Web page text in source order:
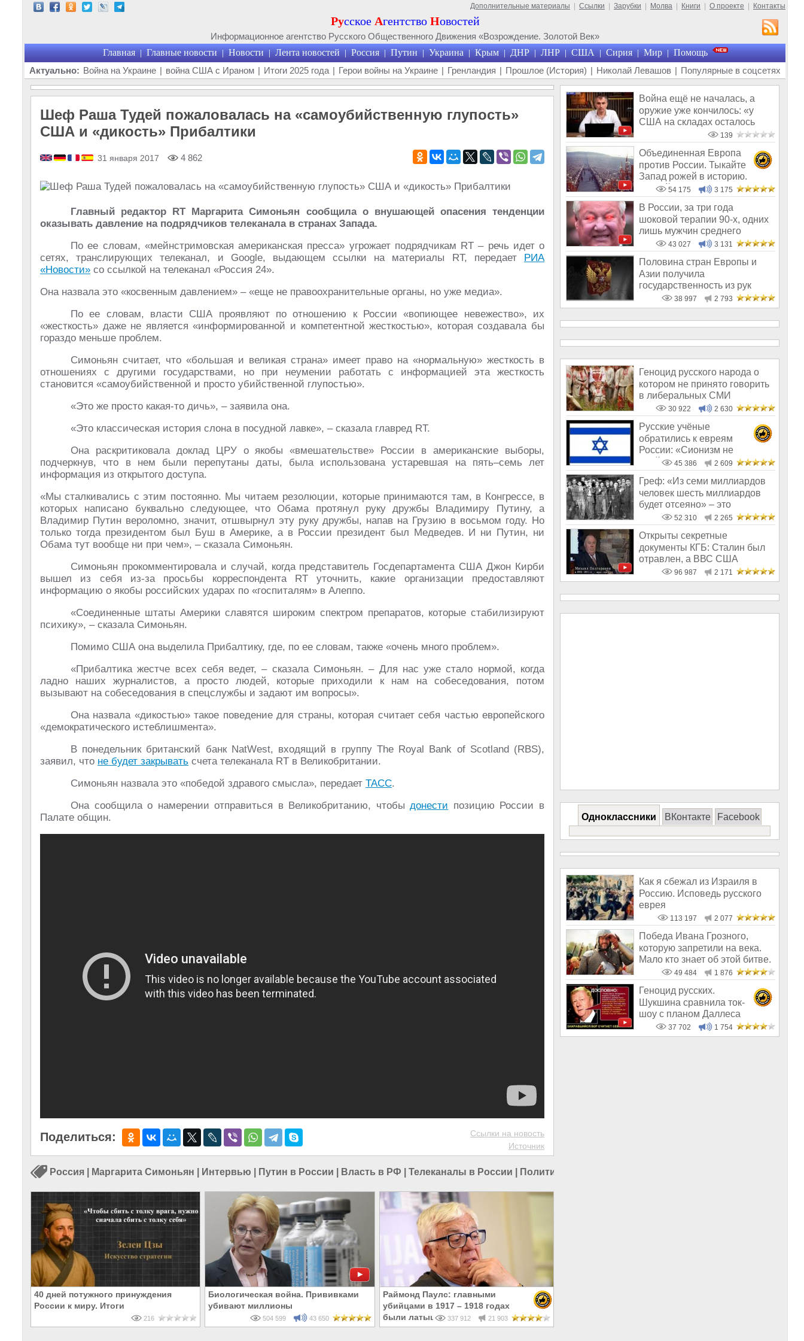
Дополнительные материалы Ссылки Зарубки Молва Книги О проекте Контакты
Русское Агентство Новостей
Информационное агентство Русского Общественного Движения «Возрождение. Золотой Век»
Главная | Главные новости | Новости | Лента новостей | Россия | Путин | Украина | Крым | ДНР | ЛНР | США | Сирия | Мир | Помощь
Актуально: Война на Украине | война США с Ираном | Итоги 2025 года | Герои войны на Украине | Гренландия | Прошлое (История) | Николай Левашов | Популярные в соцсетях
Шеф Раша Тудей пожаловалась на «самоубийственную глупость»
США и «дикость» Прибалтики
31 января 2017 4 862
Главный редактор RT Маргарита Симоньян сообщила о внушающей опасения тенденции
оказывать давление на подрядчиков телеканала в странах Запада.
По ее словам, «мейнстримовская американская пресса» угрожает подрядчикам RT – речь идет о
сетях, транслирующих телеканал, и Google, выдающем ссылки на материалы RT, передает РИА
«Новости» со ссылкой на телеканал «Россия 24».
Она назвала это «косвенным давлением» – «еще не правоохранительные органы, но уже медиа».
По ее словам, власти США проявляют по отношению к России «вопиющее невежество», их
«жесткость» даже не является «информированной и компетентной жесткостью», которая создавала бы
гораздо меньше проблем.
Симоньян считает, что «большая и великая страна» имеет право на «нормальную» жесткость в
отношениях с другими государствами, но при неумении работать с информацией эта жесткость
становится «самоубийственной и просто убийственной глупостью».
«Это же просто какая-то дичь», – заявила она.
«Это классическая история слона в посудной лавке», – сказала главред RT.
Она раскритиковала доклад ЦРУ о якобы «вмешательстве» России в американские выборы,
подчеркнув, что в нем были перепутаны даты, была использована устаревшая на пять–семь лет
информация из открытого доступа.
«Мы сталкивались с этим постоянно. Мы читаем резолюции, которые принимаются там, в Конгрессе, в
которых написано буквально следующее, что Обама протянул руку дружбы Владимиру Путину, а
Владимир Путин вероломно, значит, отшвырнул эту руку дружбы, напав на Грузию в восьмом году. Но
только тогда президентом был Буш в Америке, а в России президент был Медведев. И ни Путин, ни
Обама тут вообще ни при чем», – сказала Симоньян.
Симоньян прокомментировала и случай, когда представитель Госдепартамента США Джон Кирби
вышел из себя из-за просьбы корреспондента RT уточнить, какие организации предоставляют
информацию о якобы российских ударах по «госпиталям» в Алеппо.
«Соединенные штаты Америки славятся широким спектром препаратов, которые стабилизируют
психику», – сказала Симоньян.
Помимо США она выделила Прибалтику, где, по ее словам, также «очень много проблем».
«Прибалтика жестче всех себя ведет, – сказала Симоньян. – Для нас уже стало нормой, когда
ладно наших журналистов, а просто людей, которые приходили к нам на собеседования, потом
вызывают на собеседования в спецслужбы и задают им вопросы».
Она назвала «дикостью» такое поведение для страны, которая считает себя частью европейского
«демократического истеблишмента».
В понедельник британский банк NatWest, входящий в группу The Royal Bank of Scotland (RBS),
заявил, что не будет закрывать счета телеканала RT в Великобритании.
Симоньян назвала это «победой здравого смысла», передает ТАСС.
Она сообщила о намерении отправиться в Великобританию, чтобыдонести позицию России в
Палате общин.
Поделиться:
Ссылки на новость
Источник
Россия Маргарита Симоньян Интервью Путин в России Власть в РФ Телеканалы в России Политика в России
40 дней потужного принуждения
России к миру. Итоги
216
Биологическая война. Прививками
убивают миллионы
504 599 43 650
Раймонд Паулс: главными
убийцами в 1917 – 1918 годах
были латыши и евреи, а не русские
337 912 21 903
Война ещё не началась, а
оружие уже кончилось: «у
США на складах осталось
139
Объединенная Европа
против России. Тыкайте
Запад рожей в историю.
Требуйте от них п
54 175 3 175
В России, за три года
шоковой терапии 90-х, одних
лишь мужчин среднего
возраста ско
43 027 3 131
Половина стран Европы и
Азии получила
государственность из рук
России! 38 997 2 793
Геноцид русского народа о
котором не принято говорить
в либеральных СМИ
30 922 2 630
Русские учёные
обратились к евреям
России: «Сионизм не
пройдёт!»45 386 2 609
Греф: «Из семи миллиардов
человек шесть миллиардов
будет отсеяно» – это
пострашнее,
52 310 2 265
Открыты секретные
документы КГБ: Сталин был
отравлен, а ВВС США
бомбили СССР
96 987 2 171
Одноклассники ВКонтакте Facebook
Как я сбежал из Израиля в
Россию. Исповедь русского
еврея
113 197 2 077
Победа Ивана Грозного,
которую запретили на века.
Мало кто знает об этой битве.
49 484 1 876
Геноцид русских.
Шукшина сравнила ток-
шоу с планом Даллеса
37 702 1 754